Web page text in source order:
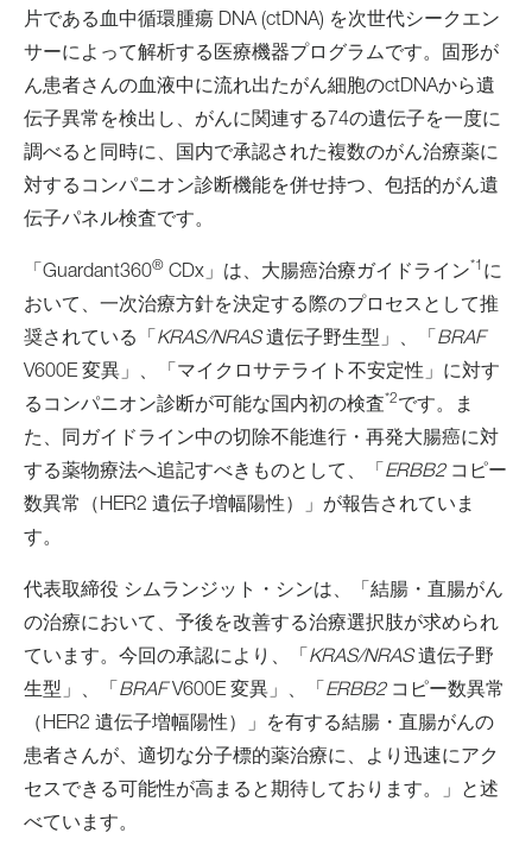
片である血中循環腫瘍 DNA (ctDNA) を次世代シークエン
サーによって解析する医療機器プログラムです。固形が
ん患者さんの血液中に流れ出たがん細胞のctDNAから遺
伝子異常を検出し、がんに関連する74の遺伝子を一度に
調べると同時に、国内で承認された複数のがん治療薬に
対するコンパニオン診断機能を併せ持つ、包括的がん遺
伝子パネル検査です。
「Guardant360® CDx」は、大腸癌治療ガイドライン*1 に
おいて、一次治療方針を決定する際のプロセスとして推
奨されている「 KRAS/NRAS遺伝子野生型」、「 BRAF
V600E 変異」、「マイクロサテライト不安定性」に対す
るコンパニオン診断が可能な国内初の検査*2です。ま
た、同ガイドライン中の切除不能進行・再発大腸癌に対
する薬物療法へ追記すべきものとして、「 ERBB2コピー
数異常（HER2 遺伝子増幅陽性）」が報告されていま
す。
代表取締役 シムランジット・シンは、「結腸・直腸がん
の治療において、予後を改善する治療選択肢が求められ
ています。今回の承認により、「 KRAS/NRAS遺伝子野
生型」、「 BRAF V600E 変異」、「 ERBB2コピー数異常
（HER2 遺伝子増幅陽性）」を有する結腸・直腸がんの
患者さんが、適切な分子標的薬治療に、より迅速にアク
セスできる可能性が高まると期待しております。」と述
べています。